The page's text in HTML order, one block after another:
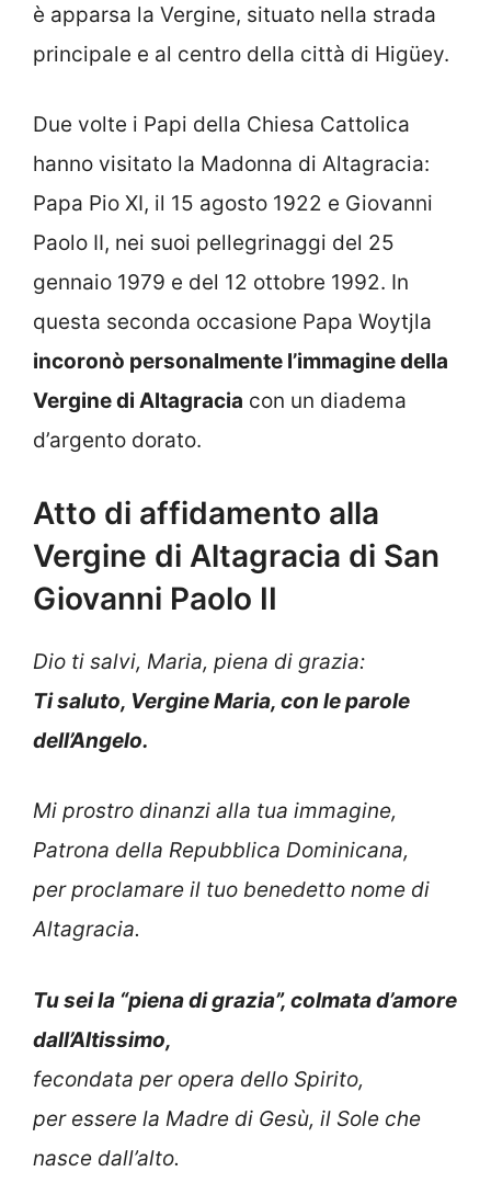
è apparsa la Vergine, situato nella strada
principale e al centro della città di Higüey.
Due volte i Papi della Chiesa Cattolica
hanno visitato la Madonna di Altagracia:
Papa Pio XI, il 15 agosto 1922 e Giovanni
Paolo II, nei suoi pellegrinaggi del 25
gennaio 1979 e del 12 ottobre 1992. In
questa seconda occasione Papa Woytjla
incoronò personalmente l’immagine della
Vergine di Altagracia con un diadema
d’argento dorato.
Atto di affidamento alla
Vergine di Altagracia di San
Giovanni Paolo II
Dio ti salvi, Maria, piena di grazia:
Ti saluto, Vergine Maria, con le parole
dell’Angelo.
Mi prostro dinanzi alla tua immagine,
Patrona della Repubblica Dominicana,
per proclamare il tuo benedetto nome di
Altagracia.
Tu sei la “piena di grazia”, colmata d’amore
dall’Altissimo,
fecondata per opera dello Spirito,
per essere la Madre di Gesù, il Sole che
nasce dall’alto.